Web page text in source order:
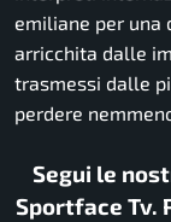
emiliane per una
arricchita dalle
trasmessi dalle
perdere
Segui le
Sportface Tv.